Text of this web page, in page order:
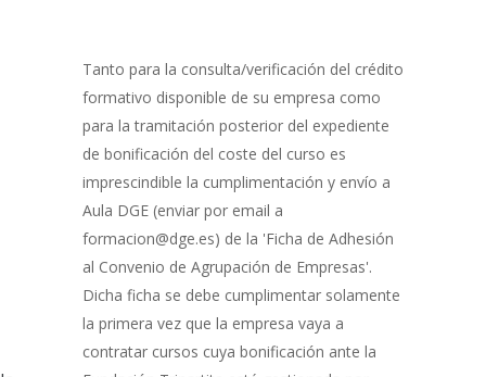
de
Bonificación
Tanto para la consulta/verificación del crédito
formativo disponible de su empresa como
para la tramitación posterior del expediente
de bonificación del coste del curso es
imprescindible la cumplimentación y envío a
Aula DGE (enviar por email a
formacion@dge.es) de la 'Ficha de Adhesión
al Convenio de Agrupación de Empresas'.
Dicha ficha se debe cumplimentar solamente
la primera vez que la empresa vaya a
contratar cursos cuya bonificación ante la